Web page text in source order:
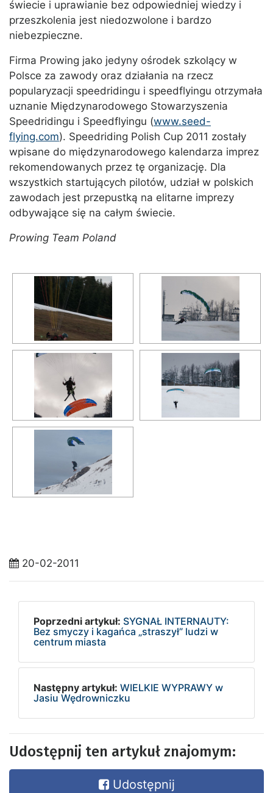
świecie i uprawianie bez odpowiedniej wiedzy i
przeszkolenia jest niedozwolone i bardzo
niebezpieczne.
Firma Prowing jako jedyny ośrodek szkolący w
Polsce za zawody oraz działania na rzecz
popularyzacji speedridingu i speedflyingu otrzymała
uznanie Międzynarodowego Stowarzyszenia
Speedridingu i Speedflyingu (www.seed-
flying.com). Speedriding Polish Cup 2011 zostały
wpisane do międzynarodowego kalendarza imprez
rekomendowanych przez tę organizację. Dla
wszystkich startujących pilotów, udział w polskich
zawodach jest przepustką na elitarne imprezy
odbywające się na całym świecie.
Prowing Team Poland
20-02-2011
Poprzedni artykuł: SYGNAŁ INTERNAUTY:
Bez smyczy i kagańca „straszył” ludzi w
centrum miasta
Następny artykuł: WIELKIE WYPRAWY w
Jasiu Wędrowniczku
Udostępnij ten artykuł znajomym:
Udostępnij